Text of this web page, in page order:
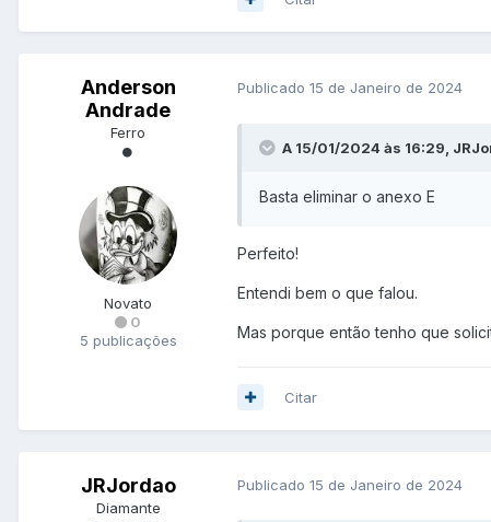
Anderson
Andrade
Ferro
Novato
0
5 publicações
Publicado 15 de Janeiro de 2024
A 15/01/2024 às 16:29,
Basta eliminar o anexo E
Perfeito!
Entendi bem o que falou.
Mas porque então tenho que
Citar
JRJordao
Diamante
Publicado 15 de Janeiro de 2024